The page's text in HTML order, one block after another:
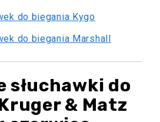
do biegania Kygo
do biegania Marshall
słuchawki do
& Matz